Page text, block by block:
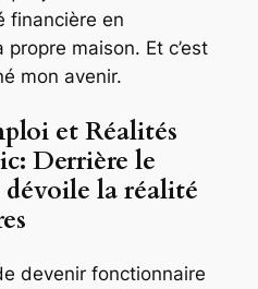
financière en
maison. Et c’est
mon avenir.
et Réalités
Derrière le
la réalité
devenir fonctionnaire